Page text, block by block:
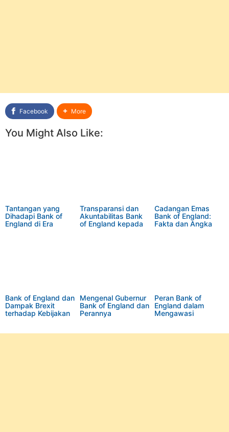
Facebook More
You Might Also Like:
Tantangan yang
Dihadapi Bank of
England di Era
Transparansi dan
Akuntabilitas Bank
of England kepada
Cadangan Emas
Bank of England:
Fakta dan Angka
Bank of England dan
Dampak Brexit
terhadap Kebijakan
Mengenal Gubernur
Bank of England dan
Perannya
Peran Bank of
England dalam
Mengawasi